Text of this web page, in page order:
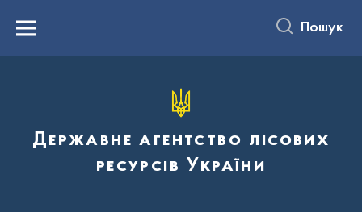
вмістуMenu Пошук
Державне агентство лісових
ресурсів України